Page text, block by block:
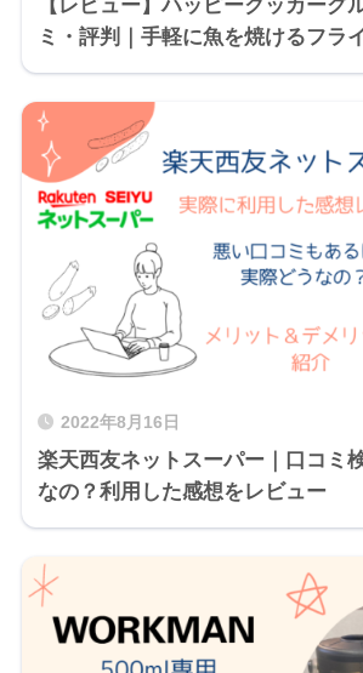
【レビュー】ハッピークッカーグ
ミ・評判｜手軽に魚を焼けるフラ
2022年8月16日
楽天西友ネットスーパー｜口コミ
なの？利用した感想をレビュー